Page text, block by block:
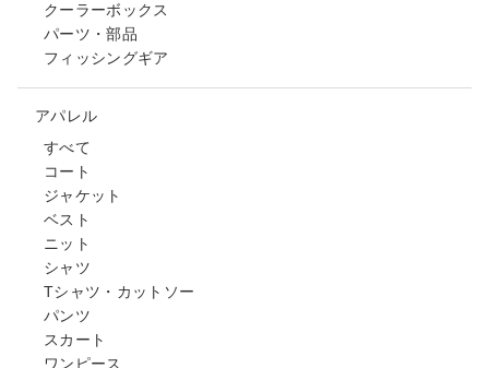
クーラーボックス
パーツ・部品
フィッシングギア
アパレル
すべて
コート
ジャケット
ベスト
ニット
シャツ
Tシャツ・カットソー
パンツ
スカート
ワンピース